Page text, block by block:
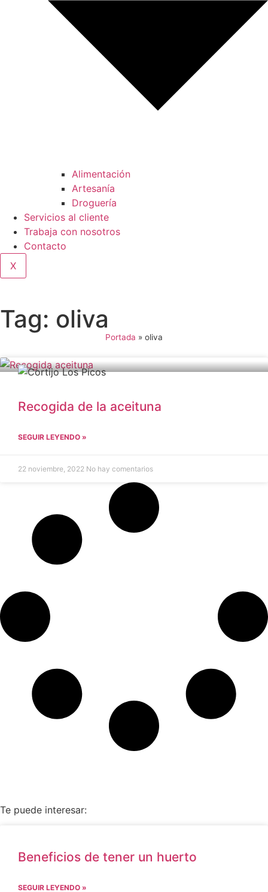
Alimentación
Artesanía
Droguería
Servicios al cliente
Trabaja con nosotros
Contacto
X
Tag: oliva
Portada » oliva
Recogida de la aceituna
SEGUIR LEYENDO »
22 noviembre, 2022 No hay comentarios
Te puede interesar:
Beneficios de tener un huerto
SEGUIR LEYENDO »